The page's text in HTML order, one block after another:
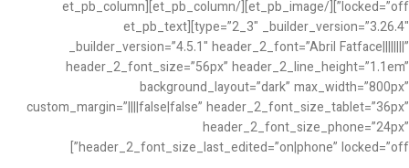
locked=”off”][/et_pb_image][/et_pb_column][et_pb_column
type=”2_3″ _builder_version=”3.26.4″][et_pb_text
_builder_version=”4.5.1″ header_2_font=”Abril Fatface||||||||”
header_2_font_size=”56px” header_2_line_height=”1.1em”
background_layout=”dark” max_width=”800px”
custom_margin=”||||false|false” header_2_font_size_tablet=”36px”
header_2_font_size_phone=”24px”
header_2_font_size_last_edited=”on|phone” locked=”off”]